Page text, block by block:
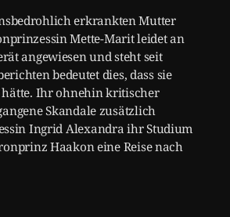
erkrankten Mutter
Mette-Marit leidet an
angewiesen und steht seit
bedeutet dies, dass sie
hätte. Ihr ohnehin kritischer
Skandale zusätzlich
Ingrid Alexandra ihr Studium
Haakon eine Reise nach